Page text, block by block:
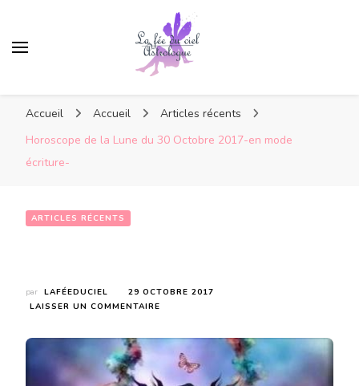
Accueil Accueil
Articles récents
Horoscope de la Lune du 30 Octobre 2017-en mode
écriture-
ARTICLES RÉCENTS
par LAFÉEDUCIEL
29 OCTOBRE 2017
LAISSER UN COMMENTAIRE
LA
LUNE
DU